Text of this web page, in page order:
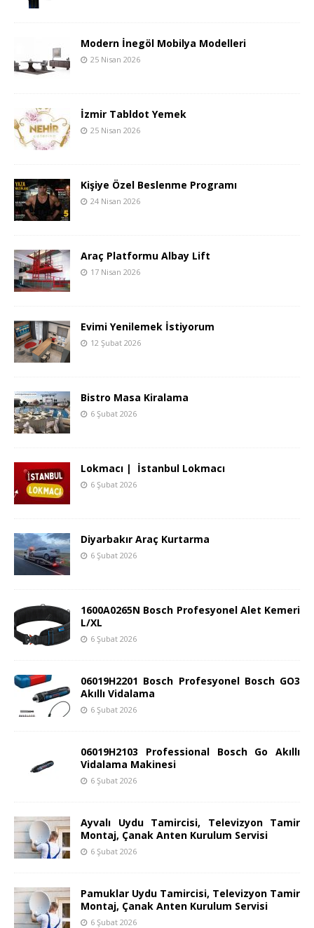
Modern İnegöl Mobilya Modelleri
25 Nisan 2026
İzmir Tabldot Yemek
25 Nisan 2026
Kişiye Özel Beslenme Programı
24 Nisan 2026
Araç Platformu Albay Lift
17 Nisan 2026
Evimi Yenilemek İstiyorum
12 Şubat 2026
Bistro Masa Kiralama
6 Şubat 2026
Lokmacı | İstanbul Lokmacı
6 Şubat 2026
Diyarbakır Araç Kurtarma
6 Şubat 2026
1600A0265N Bosch Profesyonel Alet Kemeri
L/XL
6 Şubat 2026
06019H2201 Bosch Profesyonel Bosch GO3
Akıllı Vidalama
6 Şubat 2026
06019H2103 Professional Bosch Go Akıllı
Vidalama Makinesi
6 Şubat 2026
Ayvalı Uydu Tamircisi, Televizyon Tamir
Montaj, Çanak Anten Kurulum Servisi
6 Şubat 2026
Pamuklar Uydu Tamircisi, Televizyon Tamir
Montaj, Çanak Anten Kurulum Servisi
6 Şubat 2026